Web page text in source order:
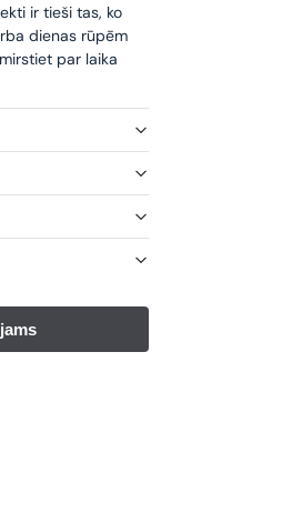
ir tieši tas, ko
dienas rūpēm
par laika